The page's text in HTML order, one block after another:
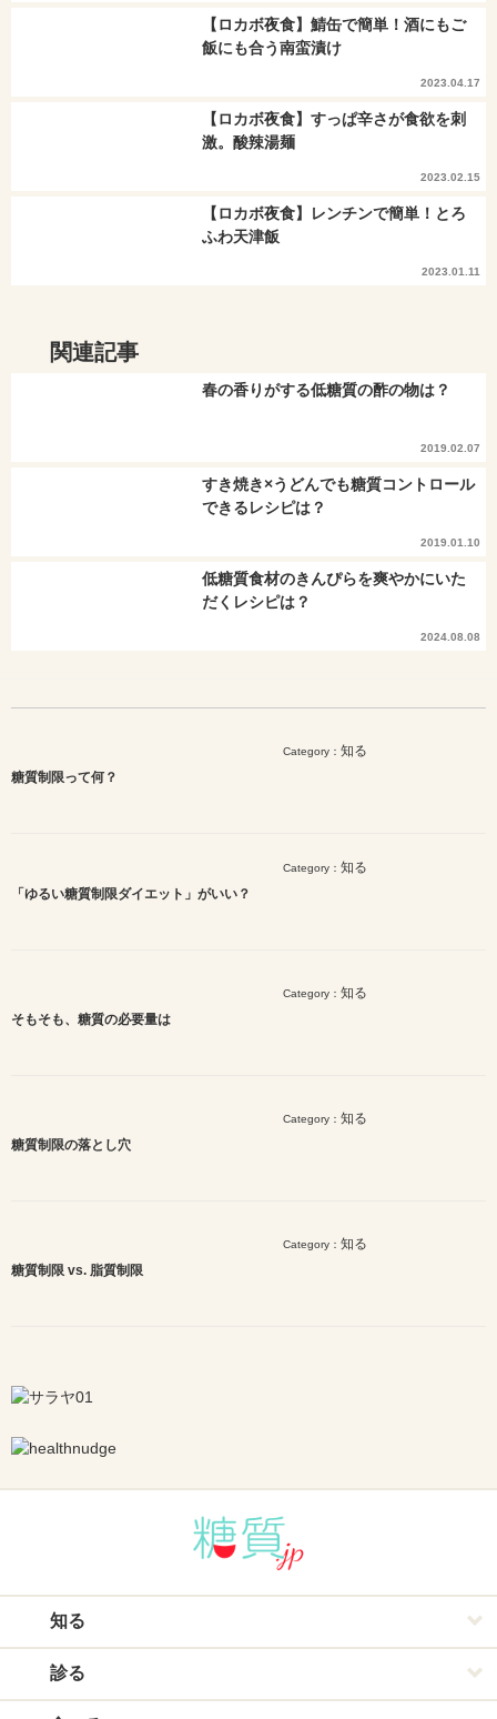
【ロカボ夜食】鯖缶で簡単！酒にもご
飯にも合う南蛮漬け
2023.04.17
【ロカボ夜食】すっぱ辛さが食欲を刺
激。酸辣湯麺
2023.02.15
【ロカボ夜食】レンチンで簡単！とろ
ふわ天津飯
2023.01.11
関連記事
春の香りがする低糖質の酢の物は？
2019.02.07
すき焼き×うどんでも糖質コントロール
できるレシピは？
2019.01.10
低糖質食材のきんぴらを爽やかにいた
だくレシピは？
2024.08.08
Category： 知る
糖質制限って何？
Category： 知る
「ゆるい糖質制限ダイエット」がいい？
Category： 知る
そもそも、糖質の必要量は
Category： 知る
糖質制限の落とし穴
Category： 知る
糖質制限 vs. 脂質制限
知る
診る